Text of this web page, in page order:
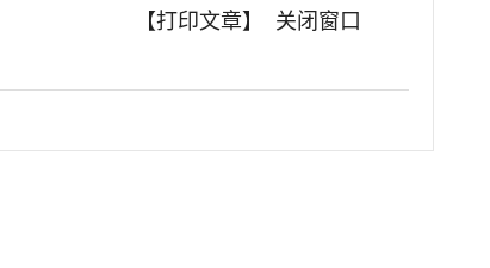
【打印文章】 关闭窗口